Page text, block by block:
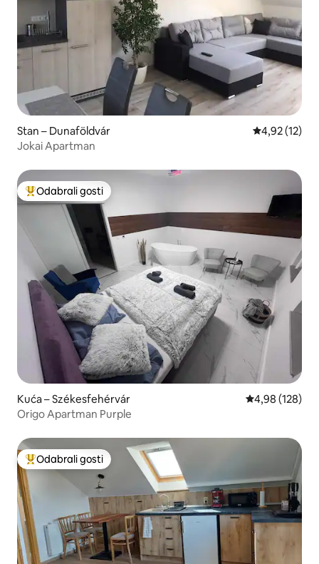
Stan – Dunaföldvár Prosječna
4,92 (12)
Jokai Apartman
Među najviše rangiranima s oznakom „Odabrali gosti”
Odabrali gosti
Kuća – Székesfehérvár Prosječna
4,98 (128)
Origo Apartman Purple
Među najviše rangiranima s oznakom „Odabrali gosti”
Odabrali gosti